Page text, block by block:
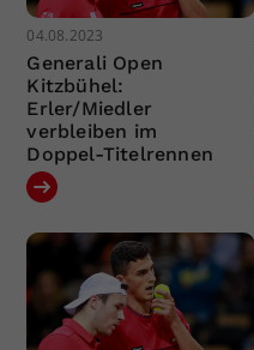
04.08.2023
Generali Open
Kitzbühel:
Erler/Miedler
verbleiben im
Doppel-Titelrennen